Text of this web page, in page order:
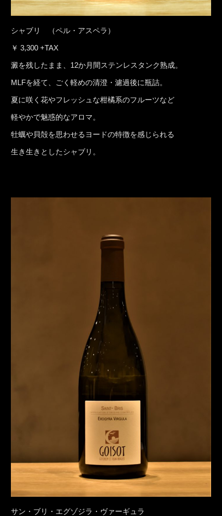
シャブリ （ペル・アスペラ）
￥ 3,300 +TAX
澱を残したまま、12か月間ステンレスタンク熟成。
MLFを経て、ごく軽めの清澄・濾過後に瓶詰。
夏に咲く花やフレッシュな柑橘系のフルーツなど
軽やかで魅惑的なアロマ。
牡蠣や貝殻を思わせるヨードの特徴を感じられる
生き生きとしたシャブリ。
サン・ブリ・エグゾジラ・ヴァーギュラ